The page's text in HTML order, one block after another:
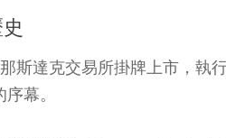
斯達克交易所掛牌上市，
幕。